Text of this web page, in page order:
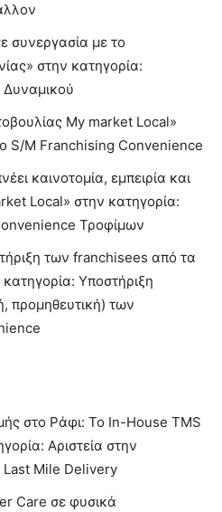
συνεργασία με το
στην κατηγορία:
My market Local»
S/M Franchising Convenience
καινοτομία, εμπειρία και
Local» στην κατηγορία:
Τροφίμων
των franchisees από τα
Υποστήριξη
προμηθευτική) των
στο Ράφι: Το In-House TMS
Αριστεία στην
Last Mile Delivery
Care σε φυσικά